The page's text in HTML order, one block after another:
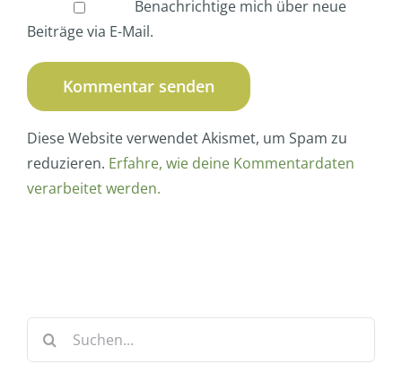
Benachrichtige mich über neue
Beiträge via E-Mail.
Diese Website verwendet Akismet, um Spam zu
reduzieren. Erfahre, wie deine Kommentardaten
verarbeitet werden.
Suche